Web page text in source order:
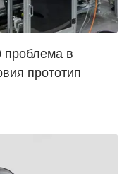
проблема в
прототип